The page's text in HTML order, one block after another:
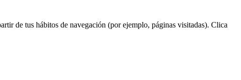
de tus hábitos de navegación (por ejemplo, páginas visitadas). Clica